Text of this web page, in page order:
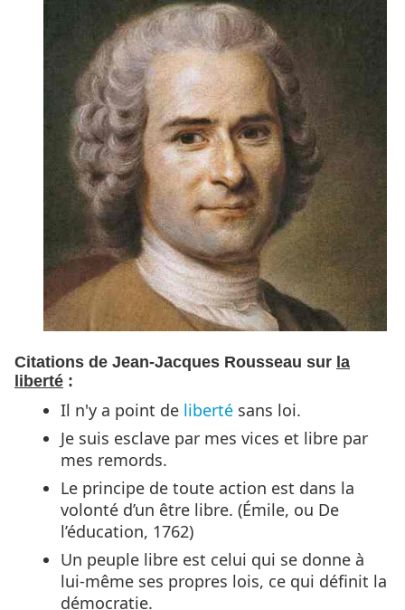
Citations de Jean-Jacques Rousseau sur la
liberté :
Il n'y a point de liberté sans loi.
Je suis esclave par mes vices et libre par
mes remords.
Le principe de toute action est dans la
volonté d’un être libre. (Émile, ou De
l’éducation, 1762)
Un peuple libre est celui qui se donne à
lui-même ses propres lois, ce qui définit la
démocratie.